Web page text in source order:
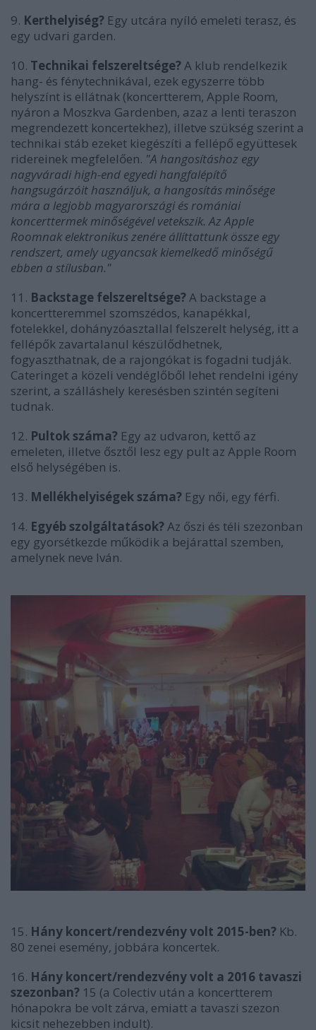
9. Kerthelyiség? Egy utcára nyíló emeleti terasz, és
egy udvari garden.
10. Technikai felszereltsége?A klub rendelkezik
hang- és fénytechnikával, ezek egyszerre több
helyszínt is ellátnak (koncertterem, Apple Room,
nyáron a Moszkva Gardenben, azaz a lenti teraszon
megrendezett koncertekhez), illetve szükség szerint a
technikai stáb ezeket kiegészíti a fellépő együttesek
ridereinek megfelelően. "A hangosításhoz egy
nagyváradi high-end egyedi hangfalépítő
hangsugárzóit használjuk, a hangosítás minősége
mára a legjobb magyarországi és romániai
koncerttermek minőségével vetekszik. Az Apple
Roomnak elektronikus zenére állíttattunk össze egy
rendszert, amely ugyancsak kiemelkedő minőségű
ebben a stílusban."
11. Backstage felszereltsége?A backstage a
koncertteremmel szomszédos, kanapékkal,
fotelekkel, dohányzóasztallal felszerelt helység, itt a
fellépők zavartalanul készülődhetnek,
fogyaszthatnak, de a rajongókat is fogadni tudják.
Cateringet a közeli vendéglőből lehet rendelni igény
szerint, a szálláshely keresésben szintén segíteni
tudnak.
12. Pultok száma? Egy az udvaron, kettő az
emeleten, illetve ősztől lesz egy pult az Apple Room
első helységében is.
13. Mellékhelyiségek száma? Egy női, egy férfi.
14. Egyéb szolgáltatások?Az őszi és téli szezonban
egy gyorsétkezde működik a bejárattal szemben,
amelynek neve Iván.
15. Hány koncert/rendezvény volt 2015-ben? Kb.
80 zenei esemény, jobbára koncertek.
16. Hány koncert/rendezvény volt a 2016 tavaszi
szezonban? 15 (a Colectiv után a koncertterem
hónapokra be volt zárva, emiatt a tavaszi szezon
kicsit nehezebben indult).